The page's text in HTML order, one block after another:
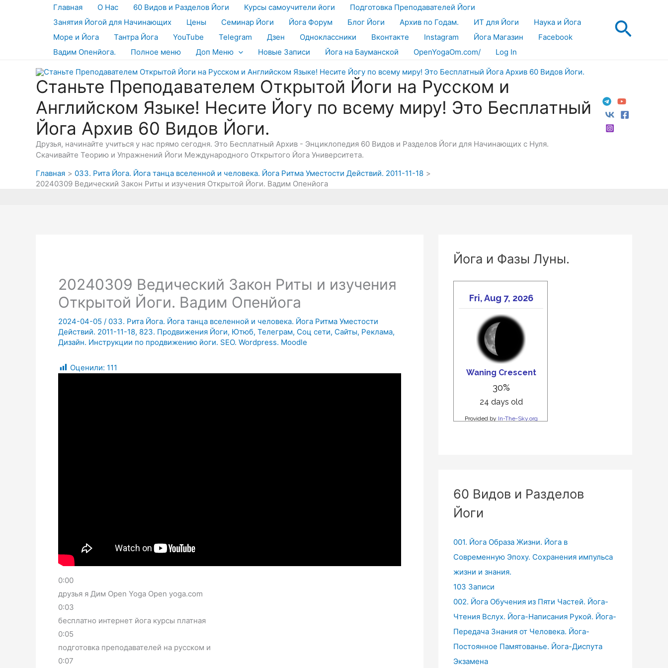
Главная О Нас 60 Видов и Разделов Йоги Курсы самоучители йоги
Подготовка Преподавателей Йоги
Занятия Йогой для Начинающих
Цены Семинар Йоги Йога Форум Блог Йоги Архив по Годам. ИТ для Йоги
Наука и Йога
Море и Йога
Тантра Йога YouTube Telegram Дзен Одноклассники Вконтакте Instagram Йога Магазин
Facebook
Вадим Опенйога.
Полное меню Доп Меню Новые Записи Йога на Бауманской OpenYogaOm.com/ Log In
Станьте Преподавателем Открытой Йоги на Русском и
Английском Языке! Несите Йогу по всему миру! Это Бесплатный
Йога Архив 60 Видов Йоги.
Друзья, начинайте учиться у нас прямо сегодня. Это Бесплатный Архив - Энциклопедия 60 Видов и Разделов Йоги для Начинающих с Нуля.
Скачивайте Теорию и Упражнений Йоги Международного Открытого Йога Университета.
Главная
033. Рита Йога. Йога танца вселенной и человека. Йога Ритма Уместости Действий. 2011-11-18
20240309 Ведический Закон Риты и изучения Открытой Йоги. Вадим Опенйога
20240309 Ведический Закон Риты и изучения
Открытой Йоги. Вадим Опенйога
2024-04-05 / 033. Рита Йога. Йога танца вселенной и человека. Йога Ритма Уместости
Действий. 2011-11-18, 823. Продвижения Йоги, Ютюб, Телеграм, Соц сети, Сайты, Реклама,
Дизайн. Инструкции по продвижению йоги. SEO. Wordpress. Moodle
Оценили: 111
0:00
друзья я Дим Open Yoga Open yoga.com
0:03
бесплатно интернет йога курсы платная
0:05
подготовка преподавателей на русском и
0:07
Йога и Фазы Луны.
60 Видов и Разделов
Йоги
001. Йога Образа Жизни. Йога в
Современную Эпоху. Сохранения импульса
жизни и знания.
103 Записи
002. Йога Обучения из Пяти Частей. Йога-
Чтения Вслух. Йога-Написания Рукой. Йога-
Передача Знания от Человека. Йога-
Постоянное Памятованье. Йога-Диспута
Экзамена